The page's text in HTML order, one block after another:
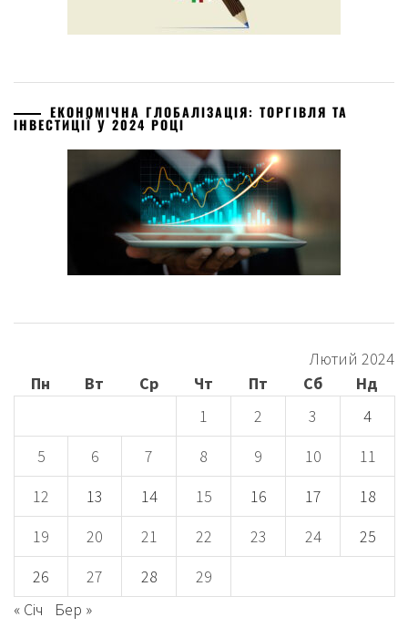
ЕКОНОМІЧНА ГЛОБАЛІЗАЦІЯ: ТОРГІВЛЯ ТА
ІНВЕСТИЦІЇ У 2024 РОЦІ
Лютий 2024
Пн
Вт Ср Чт Пт Сб
Нд
1
2 3
4
5
6 7 8 9 10
11
12
13 14 15 16 17
18
19
20 21 22 23 24
25
26
27 28
29
« Січ
Бер »